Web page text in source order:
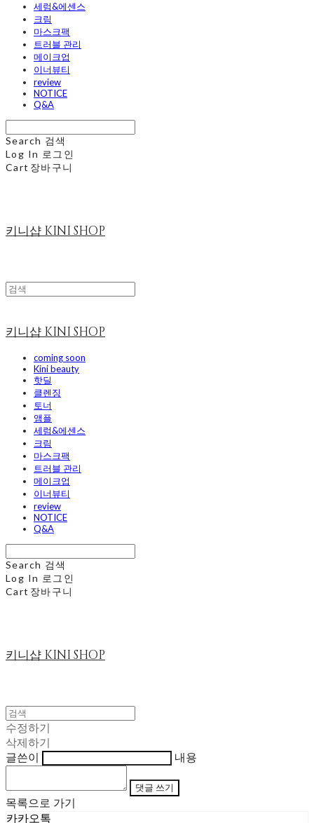
세럼&에센스
크림
마스크팩
트러블 관리
메이크업
이너뷰티
review
NOTICE
Q&A
Search 검색
Log In 로그인
Cart 장바구니
키니샵 KINI SHOP
키니샵 KINI SHOP
coming soon
Kini beauty
핫딜
클렌징
토너
앰플
세럼&에센스
크림
마스크팩
트러블 관리
메이크업
이너뷰티
review
NOTICE
Q&A
Search 검색
Log In 로그인
Cart 장바구니
키니샵 KINI SHOP
수정하기
삭제하기
글쓴이
내용
댓글 쓰기
목록으로 가기
카카오톡